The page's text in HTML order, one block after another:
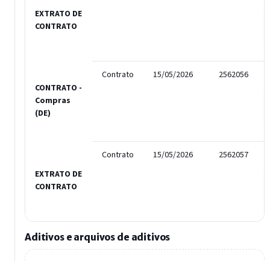
EXTRATO DE
CONTRATO
CONTRATO -
Compras
(DE)
Contrato 15/05/2026 2562056
EXTRATO DE
CONTRATO
Contrato 15/05/2026 2562057
Aditivos e arquivos de aditivos